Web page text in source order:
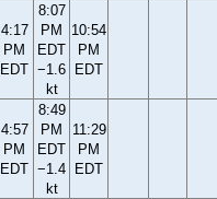
4:17
PM
EDT
8:07
PM
EDT
−1.6
kt
10:54
PM
EDT
4:57
PM
EDT
8:49
PM
EDT
−1.4
kt
11:29
PM
EDT